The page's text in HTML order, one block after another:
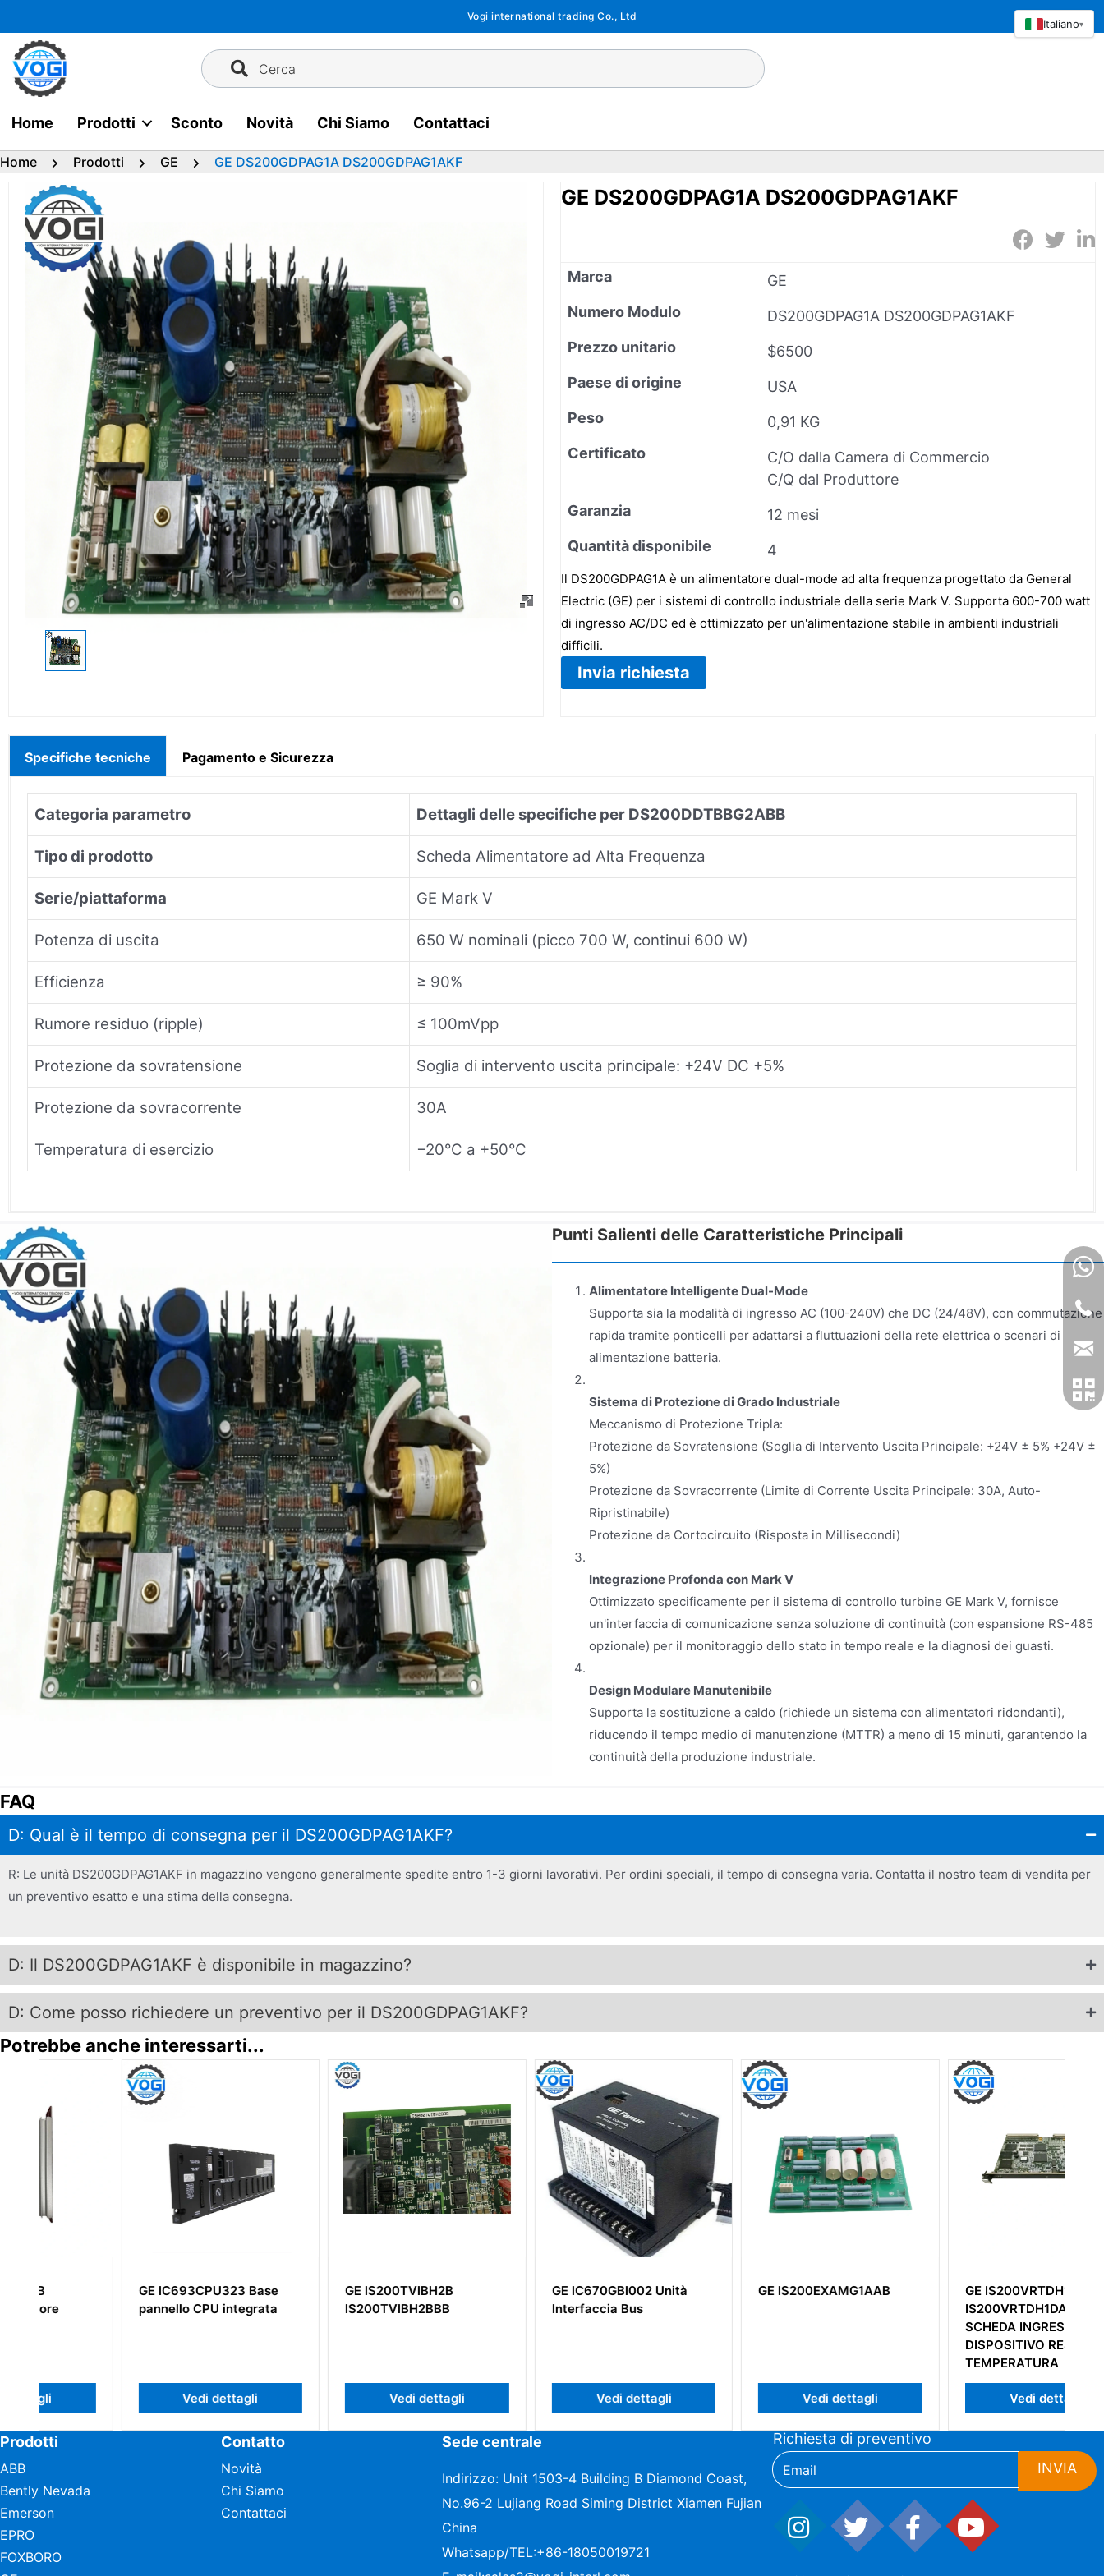
al
contenuto
Vogi international trading Co., Ltd
Cerca
Home Prodotti Sconto Novità Chi Siamo Contattaci
Home Prodotti GE GE DS200GDPAG1A DS200GDPAG1AKF
GE DS200GDPAG1A DS200GDPAG1AKF
Marca
GE
Numero Modulo
DS200GDPAG1A DS200GDPAG1AKF
Prezzo unitario
$6500
Paese di origine
USA
Peso
0,91 KG
Certificato
C/O dalla Camera di Commercio
C/Q dal Produttore
Garanzia
12 mesi
Quantità disponibile
4
Il DS200GDPAG1A è un alimentatore dual-mode ad alta frequenza progettato da General
Electric (GE) per i sistemi di controllo industriale della serie Mark V. Supporta 600-700 watt
di ingresso AC/DC ed è ottimizzato per un'alimentazione stabile in ambienti industriali
difficili.
Invia richiesta
Specifiche tecniche Pagamento e Sicurezza
Categoria parametro Dettagli delle specifiche per DS200DDTBBG2ABB
Tipo di prodotto Scheda Alimentatore ad Alta Frequenza
Serie/piattaforma GE Mark V
Potenza di uscita 650 W nominali (picco 700 W, continui 600 W)
Efficienza ≥ 90%
Rumore residuo (ripple) ≤ 100mVpp
Protezione da sovratensione Soglia di intervento uscita principale: +24V DC +5%
Protezione da sovracorrente 30A
Temperatura di esercizio −20°C a +50°C
Punti Salienti delle Caratteristiche Principali
Alimentatore Intelligente Dual-Mode
Supporta sia la modalità di ingresso AC (100-240V) che DC (24/48V), con commutazione
rapida tramite ponticelli per adattarsi a fluttuazioni della rete elettrica o scenari di
alimentazione batteria.
Sistema di Protezione di Grado Industriale
Meccanismo di Protezione Tripla:
Protezione da Sovratensione (Soglia di Intervento Uscita Principale: +24V ± 5% +24V ±
5%)
Protezione da Sovracorrente (Limite di Corrente Uscita Principale: 30A, Auto-
Ripristinabile)
Protezione da Cortocircuito (Risposta in Millisecondi)
Integrazione Profonda con Mark V
Ottimizzato specificamente per il sistema di controllo turbine GE Mark V, fornisce
un'interfaccia di comunicazione senza soluzione di continuità (con espansione RS-485
opzionale) per il monitoraggio dello stato in tempo reale e la diagnosi dei guasti.
Design Modulare Manutenibile
Supporta la sostituzione a caldo (richiede un sistema con alimentatori ridondanti),
riducendo il tempo medio di manutenzione (MTTR) a meno di 15 minuti, garantendo la
continuità della produzione industriale.
FAQ
D: Qual è il tempo di consegna per il DS200GDPAG1AKF?
R: Le unità DS200GDPAG1AKF in magazzino vengono generalmente spedite entro 1-3 giorni lavorativi. Per ordini speciali, il tempo di consegna varia. Contatta il nostro team di vendita per
un preventivo esatto e una stima della consegna.
D: Il DS200GDPAG1AKF è disponibile in magazzino?
D: Come posso richiedere un preventivo per il DS200GDPAG1AKF?
Potrebbe anche interessarti...
GE IC693CPU323 Base
pannello CPU integrata
GE IS200TVIBH2B
IS200TVIBH2BBB
GE IC670GBI002 Unità
Interfaccia Bus
GE IS200EXAMG1AAB
GE IS200VRTDH1D
IS200VRTDH1DAB
SCHEDA INGRESSO
DISPOSITIVO RESISTENZA
TEMPERATURA
Prodotti
ABB
Bently Nevada
Emerson
EPRO
FOXBORO
Contatto
Novità
Chi Siamo
Contattaci
Sede centrale
Indirizzo: Unit 1503-4 Building B Diamond Coast,
No.96-2 Lujiang Road Siming District Xiamen Fujian
China
Whatsapp/TEL:+86-18050019721
Richiesta di preventivo
INVIA
Italiano▾